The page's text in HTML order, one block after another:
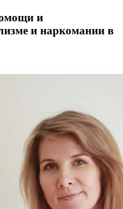
и
и наркомании в